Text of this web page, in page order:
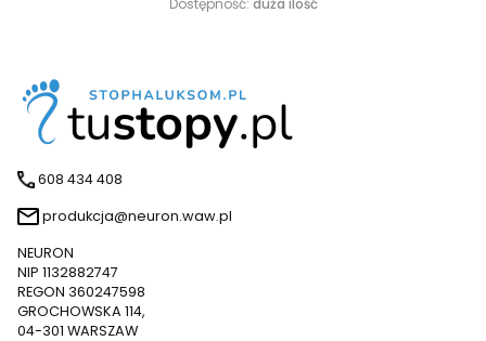
608 434 408
produkcja@neuron.waw.pl
NEURON
NIP 1132882747
REGON 360247598
GROCHOWSKA 114,
04-301 WARSZAW